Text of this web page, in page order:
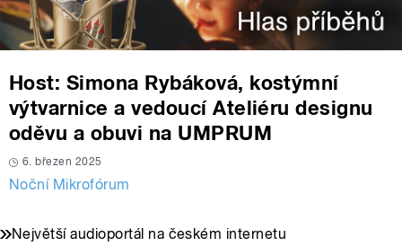
Host: Simona Rybáková, kostýmní
výtvarnice a vedoucí Ateliéru designu
oděvu a obuvi na UMPRUM
6. březen 2025
Noční Mikrofórum
Největší audioportál na českém internetu